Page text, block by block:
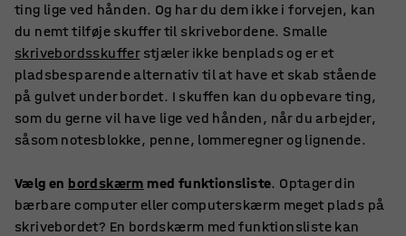
ting lige ved hånden. Og har du dem ikke i forvejen, kan
du nemt tilføje skuffer til skrivebordene. Smalle
skrivebordsskufferstjæler ikke benplads og er et
pladsbesparende alternativ til at have et skab stående
på gulvet under bordet. I skuffen kan du opbevare ting,
som du gerne vil have lige ved hånden, når du arbejder,
såsom notesblokke, penne, lommeregner og lignende.
Vælg en bordskærm med funktionsliste. Optager din
bærbare computer eller computerskærm meget plads på
skrivebordet? En bordskærm med funktionsliste kan